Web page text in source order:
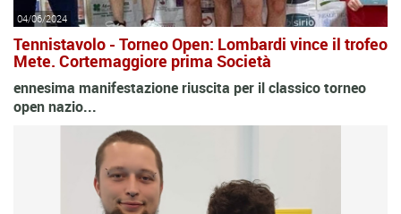
04/06/2024
Tennistavolo - Torneo Open: Lombardi vince il trofeo
Mete. Cortemaggiore prima Società
ennesima manifestazione riuscita per il classico torneo
open nazio...